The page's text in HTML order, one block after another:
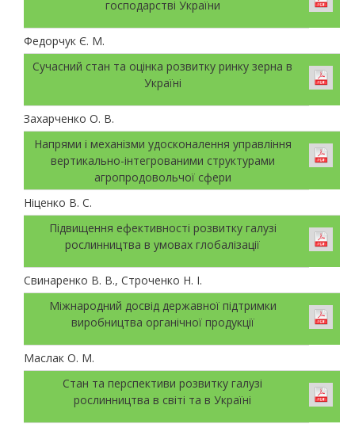
господарстві України
Федорчук Є. М.
Сучасний стан та оцінка розвитку ринку зерна в
Україні
Захарченко О. В.
Напрями і механізми удосконалення управління
вертикально-інтегрованими структурами
агропродовольчої сфери
Ніценко В. С.
Підвищення ефективності розвитку галузі
рослинництва в умовах глобалізації
Свинаренко В. В., Строченко Н. І.
Міжнародний досвід державної підтримки
виробництва органічної продукції
Маслак О. М.
Стан та перспективи розвитку галузі
рослинництва в світі та в Україні